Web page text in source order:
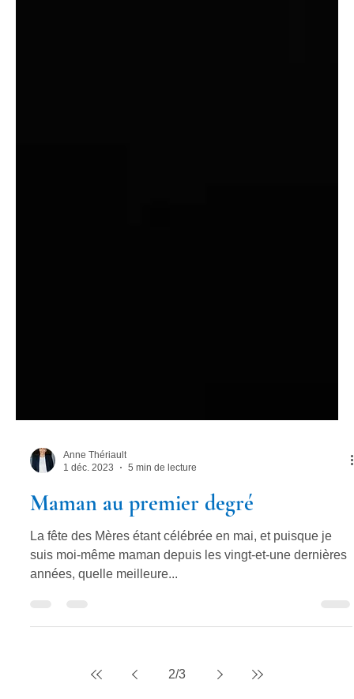
Anne Thériault
1 déc. 2023
5 min de lecture
La fête des Mères étant célébrée en mai, et puisque je
années, quelle meilleure...